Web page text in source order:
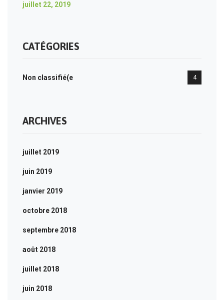
juillet 22, 2019
CATÉGORIES
Non classifié(e 4
ARCHIVES
juillet 2019
juin 2019
janvier 2019
octobre 2018
septembre 2018
août 2018
juillet 2018
juin 2018